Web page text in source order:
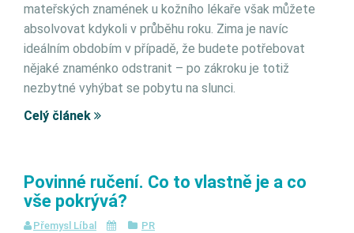
mateřských znamének u kožního lékaře však můžete
absolvovat kdykoli v průběhu roku. Zima je navíc
ideálním obdobím v případě, že budete potřebovat
nějaké znaménko odstranit – po zákroku je totiž
nezbytné vyhýbat se pobytu na slunci.
Celý článek
Povinné ručení. Co to vlastně je a co
vše pokrývá?
Přemysl Líbal PR